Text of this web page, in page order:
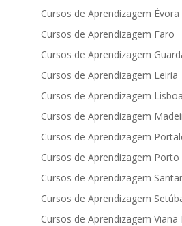
Cursos de Aprendizagem Évora
Cursos de Aprendizagem Faro
Cursos de Aprendizagem
Cursos de Aprendizagem Leiria
Cursos de Aprendizagem Lisboa
Cursos de Aprendizagem
Cursos de Aprendizagem
Cursos de Aprendizagem Porto
Cursos de Aprendizagem
Cursos de Aprendizagem
Cursos de Aprendizagem